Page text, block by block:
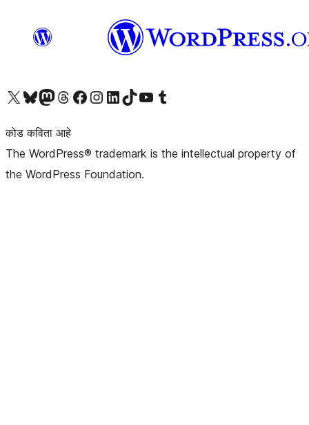
आमच्या X (एक्स) (पूर्वीचे ट्विटर) खात्याला भेट द्या आमच्या ब्लूस्की खात्याला भेट द्या.आमच्या Mastodon खात्याला भेट द्या.आमच्या थ्रेड्स खात्याला भेट द्या. आमच्या फेसबुक पेजला भेट द्या आमच्या इंस्टाग्राम खात्याला भेट द्या आमच्या लिंक्डइन खात्याला भेट द्या आमच्या टिकटॉक अकाउंटला भेट द्या.आमच्या यूट्यूब चॅनेलला भेट द्या आमच्या टंबलर खात्याला भेट द्या.
कोड कविता आहे
The WordPress® trademark is the intellectual property of
the WordPress Foundation.